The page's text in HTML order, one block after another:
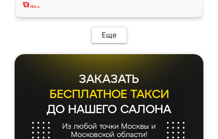
Еще
ЗАКАЗАТЬ
БЕСПЛАТНОЕ ТАКСИ
ДО НАШЕГО САЛОНА
Из любой точки Москвы и
Московской области!